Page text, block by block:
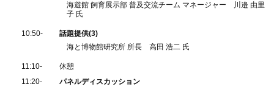
海遊館 飼育展示部 普及交流チーム マネージャー 川邉 由里
子 氏
10:50-
話題提供(3)
海と博物館研究所 所長 高田 浩二 氏
11:10-
休憩
11:20-
パネルディスカッション